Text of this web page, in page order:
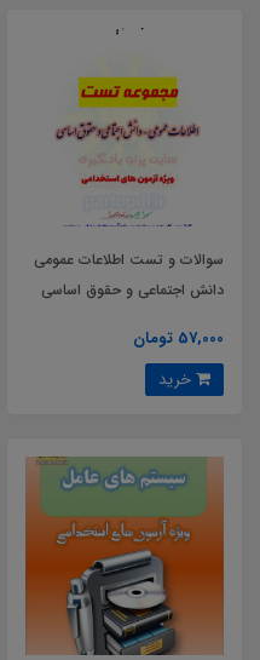
سوالات و تست اطلاعات عمومی
دانش اجتماعی و حقوق اساسی
57,000 تومان